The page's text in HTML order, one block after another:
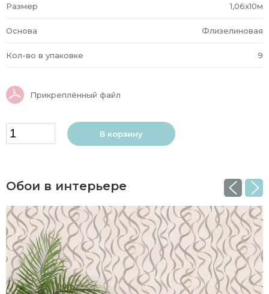
Размер 1,06x10м
Основа Флизелиновая
Кол-во в упаковке 9
Прикреплённый файл
В корзину
Обои в интерьере